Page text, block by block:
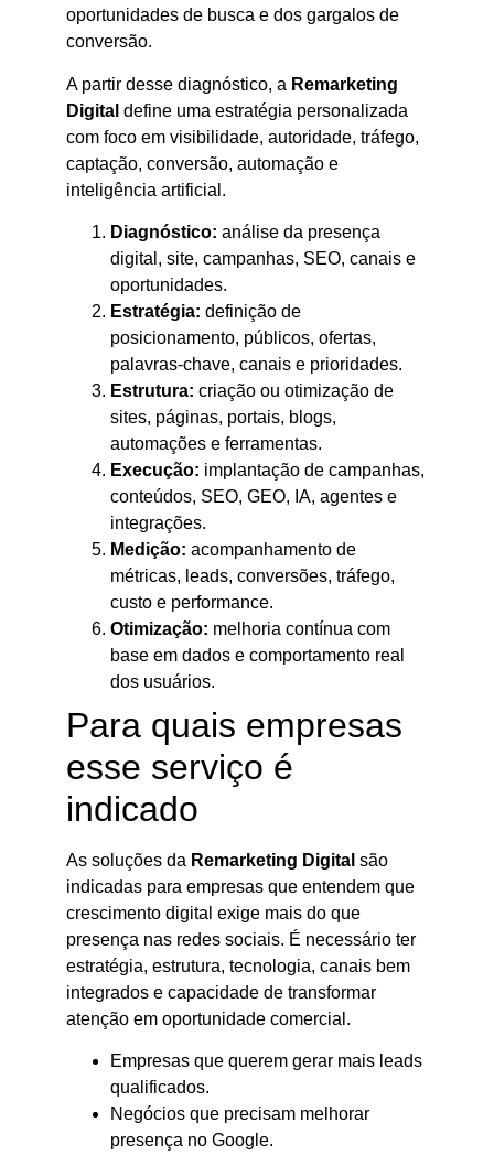
oportunidades de busca e dos gargalos de
conversão.
A partir desse diagnóstico, a Remarketing
Digital define uma estratégia personalizada
com foco em visibilidade, autoridade, tráfego,
captação, conversão, automação e
inteligência artificial.
Diagnóstico: análise da presença
digital, site, campanhas, SEO, canais e
oportunidades.
Estratégia: definição de
posicionamento, públicos, ofertas,
palavras-chave, canais e prioridades.
Estrutura: criação ou otimização de
sites, páginas, portais, blogs,
automações e ferramentas.
Execução: implantação de campanhas,
conteúdos, SEO, GEO, IA, agentes e
integrações.
Medição: acompanhamento de
métricas, leads, conversões, tráfego,
custo e performance.
Otimização: melhoria contínua com
base em dados e comportamento real
dos usuários.
Para quais empresas
esse serviço é
indicado
As soluções da Remarketing Digital são
indicadas para empresas que entendem que
crescimento digital exige mais do que
presença nas redes sociais. É necessário ter
estratégia, estrutura, tecnologia, canais bem
integrados e capacidade de transformar
atenção em oportunidade comercial.
Empresas que querem gerar mais leads
qualificados.
Negócios que precisam melhorar
presença no Google.